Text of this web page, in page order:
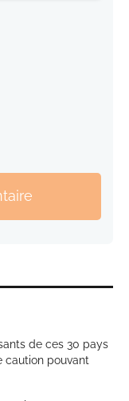
de ces 30 pays
caution pouvant